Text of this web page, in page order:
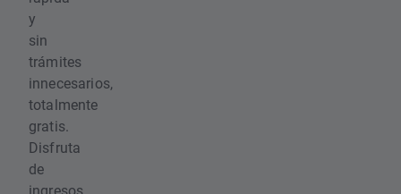
y
sin
trámites
innecesarios,
totalmente
gratis.
Disfruta
de
ingresos